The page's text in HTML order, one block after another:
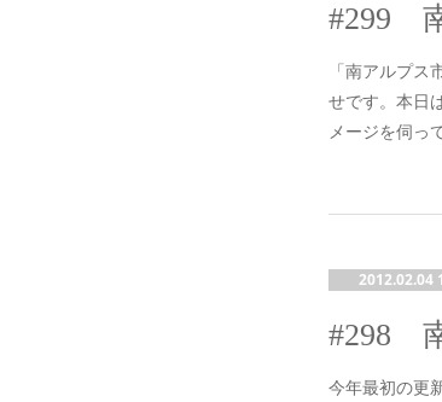
「南アルプ
せです。本日
メージを伺っ
2012.02.04
今年最初の更